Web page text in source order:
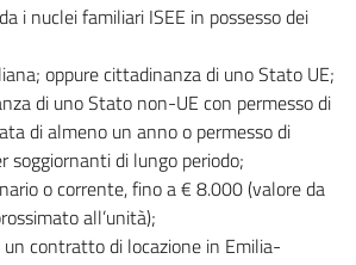
i nuclei familiari ISEE in possesso dei
oppure cittadinanza di uno Stato UE;
di uno Stato non-UE con permesso di
di almeno un anno o permesso di
soggiornanti di lungo periodo;
o corrente, fino a € 8.000 (valore da
all’unità);
contratto di locazione in Emilia-